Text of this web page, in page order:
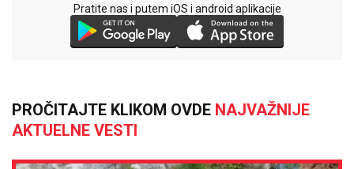
Pratite nas i putem iOS i android aplikacije
PROČITAJTE KLIKOM OVDE NAJVAŽNIJE
AKTUELNE VESTI